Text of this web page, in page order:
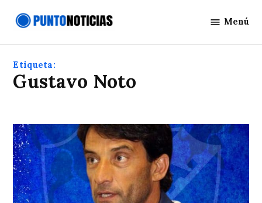
Noticias
Menú
Etiqueta:
Gustavo Noto